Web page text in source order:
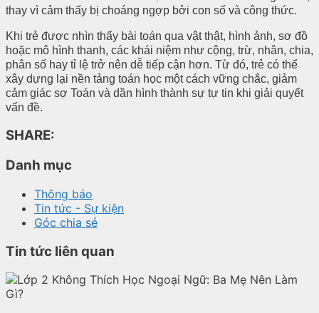
thay vì cảm thấy bị choáng ngợp bởi con số và công thức.
Khi trẻ được nhìn thấy bài toán qua vật thật, hình ảnh, sơ đồ
hoặc mô hình thanh, các khái niệm như cộng, trừ, nhân, chia,
phân số hay tỉ lệ trở nên dễ tiếp cận hơn. Từ đó, trẻ có thể
xây dựng lại nền tảng toán học một cách vững chắc, giảm
cảm giác sợ Toán và dần hình thành sự tự tin khi giải quyết
vấn đề.
SHARE:
Danh mục
Thông báo
Tin tức - Sự kiện
Góc chia sẻ
Tin tức liên quan